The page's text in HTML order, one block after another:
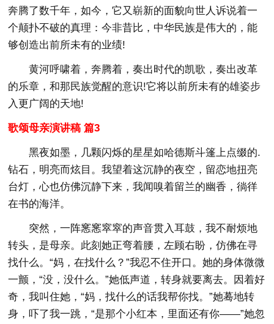
奔腾了数千年，如今，它又崭新的面貌向世人诉说着一
个颠扑不破的真理：今非昔比，中华民族是伟大的，能
够创造出前所未有的业绩!
黄河呼啸着，奔腾着，奏出时代的凯歌，奏出改革
的乐章，和那民族觉醒的意识!它将以前所未有的雄姿步
入更广阔的天地!
歌颂母亲演讲稿 篇3
黑夜如墨，几颗闪烁的星星如哈德斯斗篷上点缀的.
钻石，明亮而炫目。我望着这沉静的夜空，留恋地扭亮
台灯，心也仿佛沉静下来，我闻嗅着留兰的幽香，徜徉
在书的海洋。
突然，一阵窸窸窣窣的声音贯入耳鼓，我不耐烦地
转头，是母亲。此刻她正弯着腰，左顾右盼，仿佛在寻
找什么。“妈，在找什么？”我忍不住开口。她的身体微微
一颤，“没，没什么。”她低声道，转身就要离去。因着好
奇，我叫住她，“妈，找什么的话我帮你找。”她蓦地转
身，吓了我一跳，“是那个小红本，里面还有你——”她忽